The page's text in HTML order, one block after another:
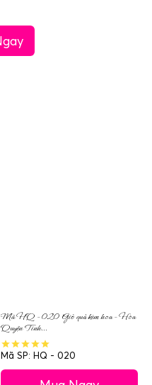
Mã HQ – 020 Giỏ quả kèm hoa – Hòa
Quyện Tinh...
Mã SP: HQ - 020